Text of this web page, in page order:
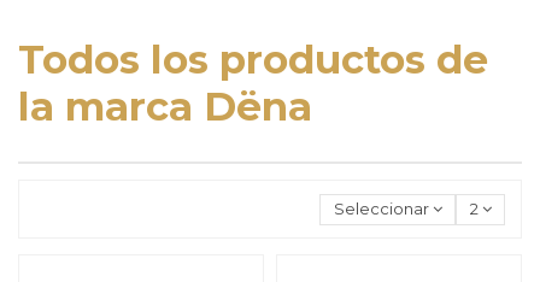
Todos los productos de
la marca Dëna
Seleccionar 2